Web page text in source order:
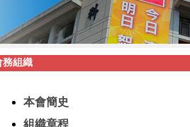
務組織
本會簡史
組織章程